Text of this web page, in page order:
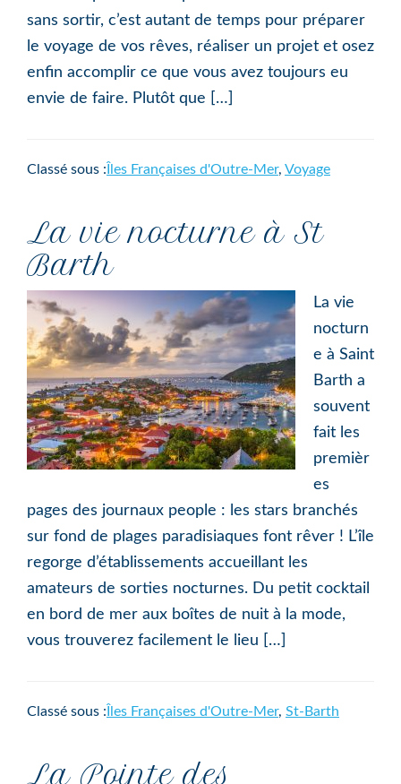
sans sortir, c’est autant de temps pour préparer
le voyage de vos rêves, réaliser un projet et osez
enfin accomplir ce que vous avez toujours eu
envie de faire. Plutôt que […]
Classé sous : Îles Françaises d'Outre-Mer, Voyage
La vie nocturne à St
Barth
La vie
nocturn
e à Saint
Barth a
souvent
fait les
premièr
es
pages des journaux people : les stars branchés
sur fond de plages paradisiaques font rêver ! L’île
regorge d’établissements accueillant les
amateurs de sorties nocturnes. Du petit cocktail
en bord de mer aux boîtes de nuit à la mode,
vous trouverez facilement le lieu […]
Classé sous : Îles Françaises d'Outre-Mer, St-Barth
La Pointe des